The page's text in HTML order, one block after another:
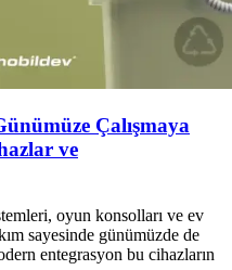
Çalışmaya
ve
oyun konsolları ve ev
sayesinde günümüzde de
entegrasyon bu cihazların